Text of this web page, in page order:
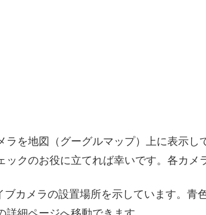
を地図（グーグルマップ）上に表示し
クのお役に立てれば幸いです。各カメ
ブカメラの設置場所を示しています。青